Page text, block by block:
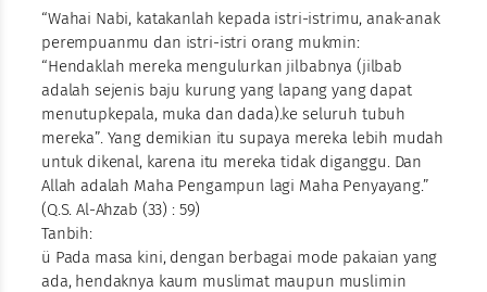
“Wahai Nabi, katakanlah kepada istri-istrimu, anak-anak
perempuanmu dan istri-istri orang mukmin:
“Hendaklah mereka mengulurkan jilbabnya (jilbab
adalah sejenis baju kurung yang lapang yang dapat
menutupkepala, muka dan dada).ke seluruh tubuh
mereka”. Yang demikian itu supaya mereka lebih mudah
untuk dikenal, karena itu mereka tidak diganggu. Dan
Allah adalah Maha Pengampun lagi Maha Penyayang.”
(Q.S. Al-Ahzab (33) : 59)
Tanbih:
ü Pada masa kini, dengan berbagai mode pakaian yang
ada, hendaknya kaum muslimat maupun muslimin